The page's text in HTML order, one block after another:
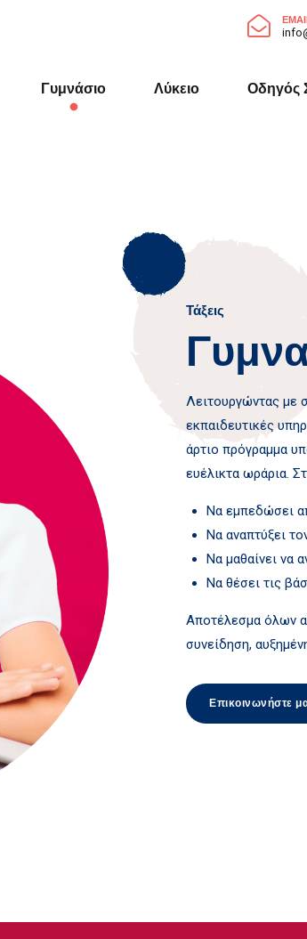
Γυμνάσιο Λύκειο Οδηγός
Τάξεις
Λειτουργώντας με
εκπαιδευτικές
άρτιο πρόγραμμα
ευέλικτα ωράρια.
Να εμπεδώσει
Να αναπτύξει
Να μαθαίνει να
Να θέσει τις
Αποτέλεσμα όλων
συνείδηση,
Επικοινωνήστε